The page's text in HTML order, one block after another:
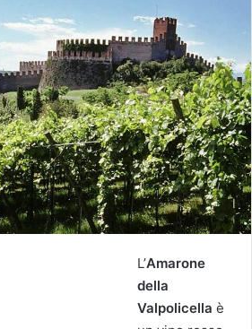
L’Amarone
della
Valpolicella è